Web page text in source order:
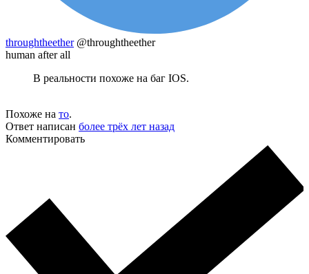
throughtheether @throughtheether
human after all
В реальности похоже на баг IOS.
Похоже на то.
Ответ написан более трёх лет назад
Комментировать